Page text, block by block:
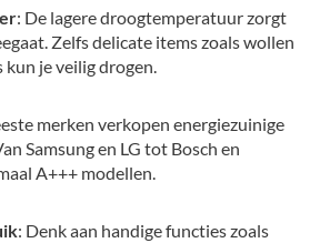
: De lagere droogtemperatuur zorgt
Zelfs delicate items zoals wollen
je veilig drogen.
merken verkopen energiezuinige
Samsung en LG tot Bosch en
A+++ modellen.
: Denk aan handige functies zoals